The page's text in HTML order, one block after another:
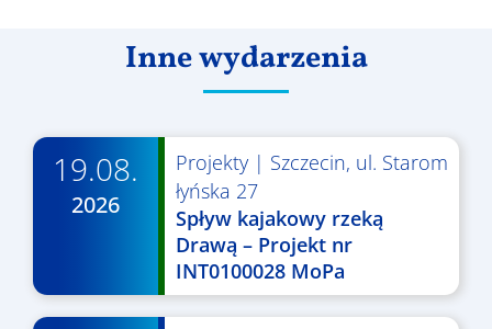
Inne wydarzenia
19.08.
2026
Projekty| Szczecin, ul. Starom
łyńska 27
Spływ kajakowy rzeką
Drawą – Projekt nr
INT0100028 MoPa